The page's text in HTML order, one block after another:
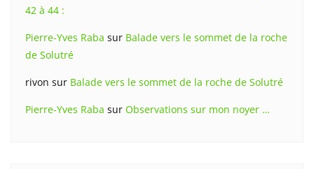
42 à 44 :
Pierre-Yves Raba sur Balade vers le sommet de la roche
de Solutré
rivon sur Balade vers le sommet de la roche de Solutré
Pierre-Yves Raba sur Observations sur mon noyer …